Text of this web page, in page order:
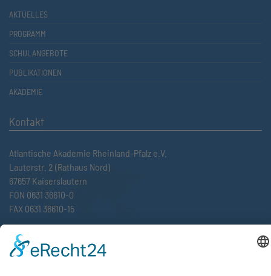
AKTUELLES
PROGRAMM
SCHULANGEBOTE
PUBLIKATIONEN
AKADEMIE
Kontakt
Atlantische Akademie Rheinland-Pfalz e.V.
Lauterstr. 2 (Rathaus Nord)
67657 Kaiserslautern
FON 0631 36610-0
FAX 0631 36610-15